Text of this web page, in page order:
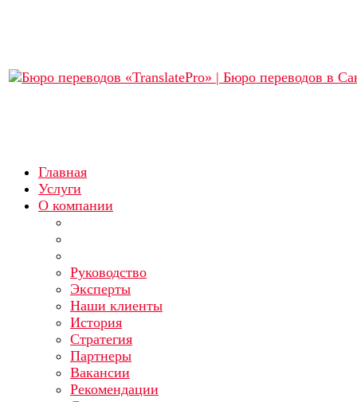
Главная
Услуги
О компании
Руководство
Эксперты
Наши клиенты
История
Стратегия
Партнеры
Вакансии
Рекомендации